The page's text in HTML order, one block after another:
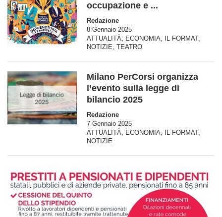
occupazione e ...
Redazione
8 Gennaio 2025
ATTUALITÀ, ECONOMIA, IL FORMAT,
NOTIZIE, TEATRO
Milano PerCorsi organizza
l’evento sulla legge di
bilancio 2025
Redazione
7 Gennaio 2025
ATTUALITÀ, ECONOMIA, IL FORMAT,
NOTIZIE